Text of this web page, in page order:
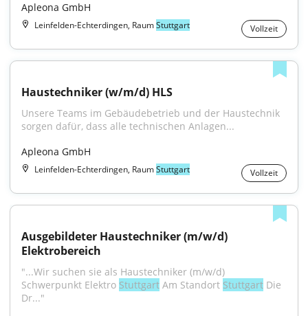
Apleona GmbH
Leinfelden-Echterdingen, RaumStuttgart Vollzeit
Haustechniker (w/m/d) HLS
Unsere Teams im Gebäudebetrieb und der Haustechnik
sorgen dafür, dass alle technischen Anlagen...
Apleona GmbH
Leinfelden-Echterdingen, RaumStuttgart Vollzeit
Ausgebildeter Haustechniker (m/w/d)
Elektrobereich
"...Wir suchen sie als Haustechniker (m/w/d)
Schwerpunkt Elektro Stuttgart Am Standort Stuttgart Die
Dr..."